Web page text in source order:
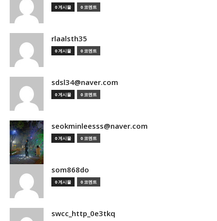
0 게시물 0 코멘트
rlaalsth35
0 게시물 0 코멘트
sdsl34@naver.com
0 게시물 0 코멘트
seokminleesss@naver.com
0 게시물 0 코멘트
som868do
0 게시물 0 코멘트
swcc_http_0e3tkq